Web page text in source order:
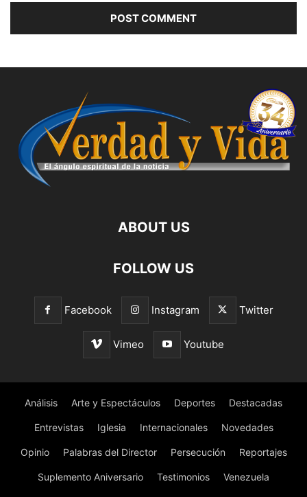
ABOUT US
FOLLOW US
Facebook Instagram Twitter
Vimeo Youtube
Análisis Arte y Espectáculos Deportes Destacadas
Entrevistas Iglesia Internacionales Novedades
Opinio Palabras del Director Persecución Reportajes
Suplemento Aniversario Testimonios Venezuela